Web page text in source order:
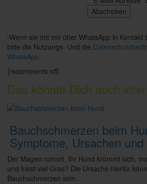
*Wenn sie mit mir über WhatsApp in Kontakt
bitte die Nutzungs- Und die
WhatsApp
{rscomments off}
Das könnte Dich auch
Bauchschmerzen beim
Symptome, Ursachen
Der Magen rumort, Ihr Hund krümmt sich,
und frisst viel Gras? Die Ursache hierfür
Bauchschmerzen sein...